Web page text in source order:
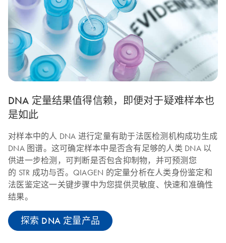
DNA 定量结果值得信赖，即便对于疑难样本也
是如此
对样本中的人 DNA 进行定量有助于法医检测机构成功生成
DNA 图谱。这可确定样本中是否含有足够的人类 DNA 以
供进一步检测，可判断是否包含抑制物，并可预测您
的 STR 成功与否。QIAGEN 的定量分析在人类身份鉴定和
法医鉴定这一关键步骤中为您提供灵敏度、快速和准确性
结果。
探索 DNA 定量产品